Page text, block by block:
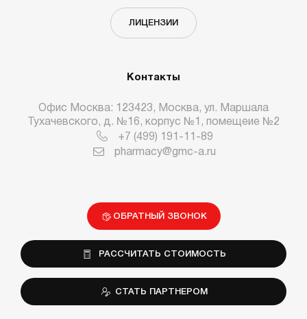
ЛИЦЕНЗИИ
Контакты
Офис Москва: 123423, Москва, ул. Маршала
Тухачевского, д. №16, корпус №1, помещеие №2
+7 (499) 191-11-89
pharmacy@gmc-a.ru
ОБРАТНЫЙ ЗВОНОК
РАССЧИТАТЬ СТОИМОСТЬ
СТАТЬ ПАРТНЕРОМ